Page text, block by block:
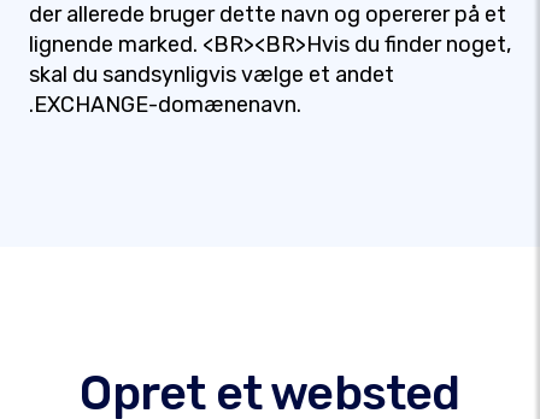
der allerede bruger dette navn og opererer på et
lignende marked. <BR><BR>Hvis du finder noget,
skal du sandsynligvis vælge et andet
.EXCHANGE-domænenavn.
Opret et websted